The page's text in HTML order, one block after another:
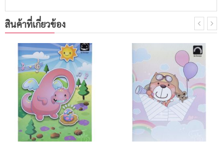
สินค้าที่เกี่ยวข้อง